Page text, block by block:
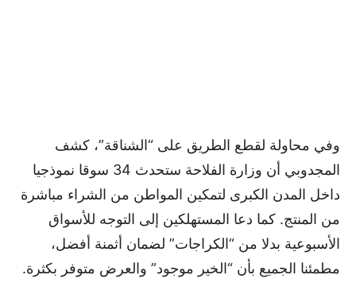
وفي محاولة لقطع الطريق على “الشناقة”، كشف
المجدوبي أن وزارة الفلاحة ستحدث 34 سوقا نموذجيا
داخل المدن الكبرى لتمكين المواطن من الشراء مباشرة
من المنتج. كما دعا المستهلكين إلى التوجه للأسواق
الأسبوعية بدلا من “الكراجات” لضمان أثمنة أفضل،
مطمئنا الجميع بأن “الخير موجود” والعرض متوفر بكثرة.